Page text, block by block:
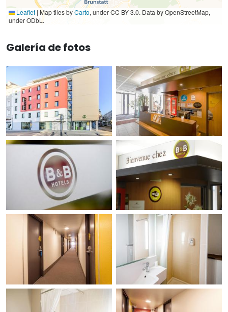
Leaflet | Map tiles byCarto, under CC BY 3.0. Data by OpenStreetMap,
under ODbL.
Galería de fotos